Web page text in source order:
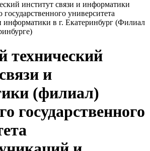
технический
и
(филиал)
государственного